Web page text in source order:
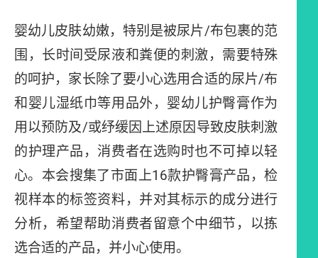
婴幼儿皮肤幼嫩，特别是被尿片/布包裹的范
围，长时间受尿液和粪便的刺激，需要特殊
的呵护，家长除了要小心选用合适的尿片/布
和婴儿湿纸巾等用品外，婴幼儿护臀膏作为
用以预防及/或纾缓因上述原因导致皮肤刺激
的护理产品，消费者在选购时也不可掉以轻
心。本会搜集了市面上16款护臀膏产品，检
视样本的标签资料，并对其标示的成分进行
分析，希望帮助消费者留意个中细节，以拣
选合适的产品，并小心使用。